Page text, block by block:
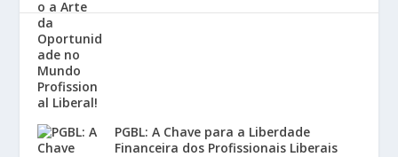
PGBL: A Chave para a Liberdade
Financeira dos Profissionais Liberais